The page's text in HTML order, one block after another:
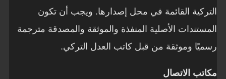
التركية القائمة في محل إصدارها. ويجب أن تكون
المستندات الأصلية المنفذة والموثقة والمصدقة مترجمة
رسميًا وموثقة من قبل كاتب العدل التركي.
مكاتب الاتصال